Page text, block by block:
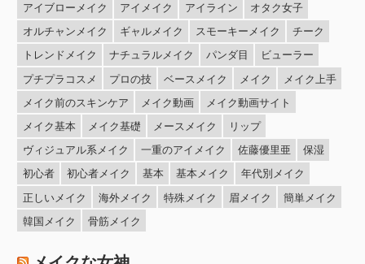
アイブローメイク
アイメイク アイライン
オタク女子
オルチャンメイク
ギャルメイク スモーキーメイク
チーク
トレンドメイク
ナチュラルメイク パンダ目
ビューラー
プチプラコスメ
プロの技 ベースメイク メイク
メイク上手
メイク前のスキンケア
メイク動画
メイク動画サイト
メイク基本
メイク基礎 メースメイク
リップ
ヴィジュアル系メイク
一重のアイメイク 佐藤優里亜
保湿
初心者
初心者メイク 基本 基本メイク
年代別メイク
正しいメイク
海外メイク 特殊メイク 眉メイク
簡単メイク
韓国メイク
骨筋メイク